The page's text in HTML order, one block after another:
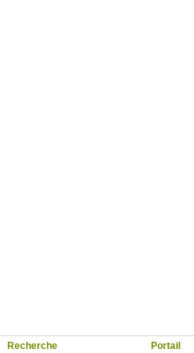
Recherche Portail